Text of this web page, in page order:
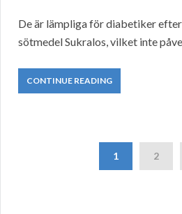
De är lämpliga för diabetiker
sötmedel Sukralos, vilket inte
CONTINUE READING
1 2